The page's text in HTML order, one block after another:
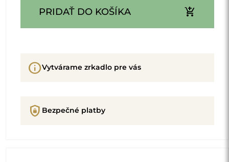
PRIDAŤ DO KOŠÍKA add_shopping_cart
infoVytvárame zrkadlo pre vás
shield_lock Bezpečné platby